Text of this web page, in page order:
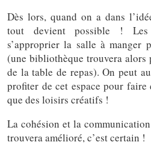
Dès lors, quand on a dans
tout devient possible ! Les
s’approprier la salle à
(une bibliothèque trouvera alors
de la table de repas). On peut
profiter de cet espace pour
que des loisirs créatifs !
La cohésion et la
trouvera amélioré, c’est certain !